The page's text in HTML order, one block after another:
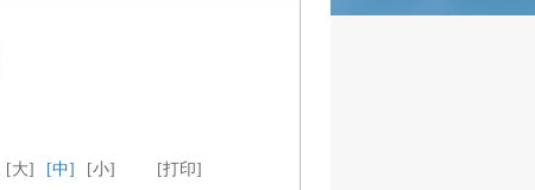
[打印]
[大] [中] [小]